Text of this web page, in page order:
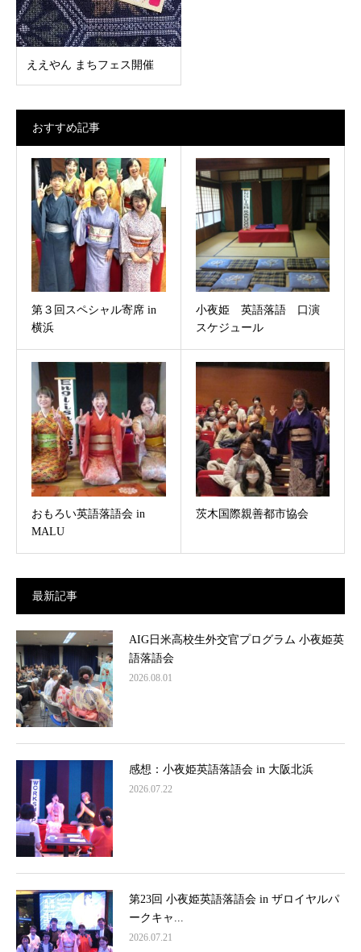
ええやん まちフェス開催
おすすめ記事
第３回スペシャル寄席 in
横浜
小夜姫 英語落語 口演
スケジュール
おもろい英語落語会 in
MALU
茨木国際親善都市協会
最新記事
AIG日米高校生外交官プログラム 小夜姫英
語落語会
2026.08.01
感想：小夜姫英語落語会 in 大阪北浜
2026.07.22
第23回 小夜姫英語落語会 in ザロイヤルパ
ークキャ...
2026.07.21